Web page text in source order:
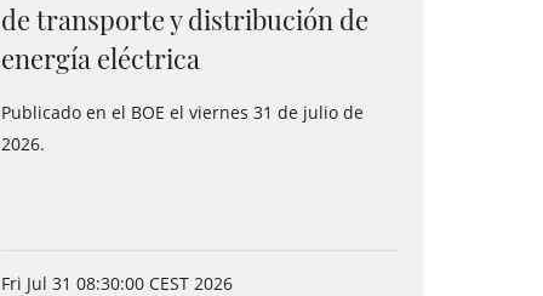
de transporte y distribución de
energía eléctrica
Publicado en el BOE el viernes 31 de julio de
2026.
Fri Jul 31 08:30:00 CEST 2026